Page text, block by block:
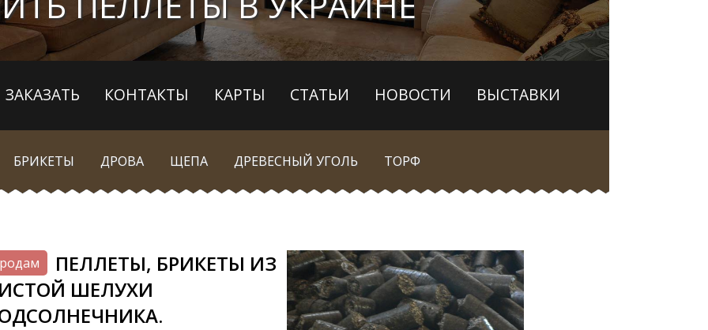
ЗАКАЗАТЬ КОНТАКТЫ КАРТЫ СТАТЬИ НОВОСТИ ВЫСТАВКИ
БРИКЕТЫ ДРОВА ЩЕПА ДРЕВЕСНЫЙ УГОЛЬ ТОРФ
ПЕЛЛЕТЫ, БРИКЕТЫ ИЗ
ШЕЛУХИ